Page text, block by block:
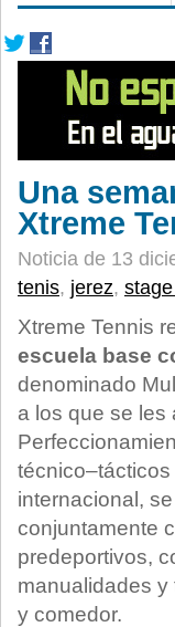
Una
Xtreme
Noticia de 13
tenis, jerez,
Xtreme Tennis
escuela base
denominado
a los que se les
internacional,
conjuntamente
predeportivos,
manualidades
y comedor.